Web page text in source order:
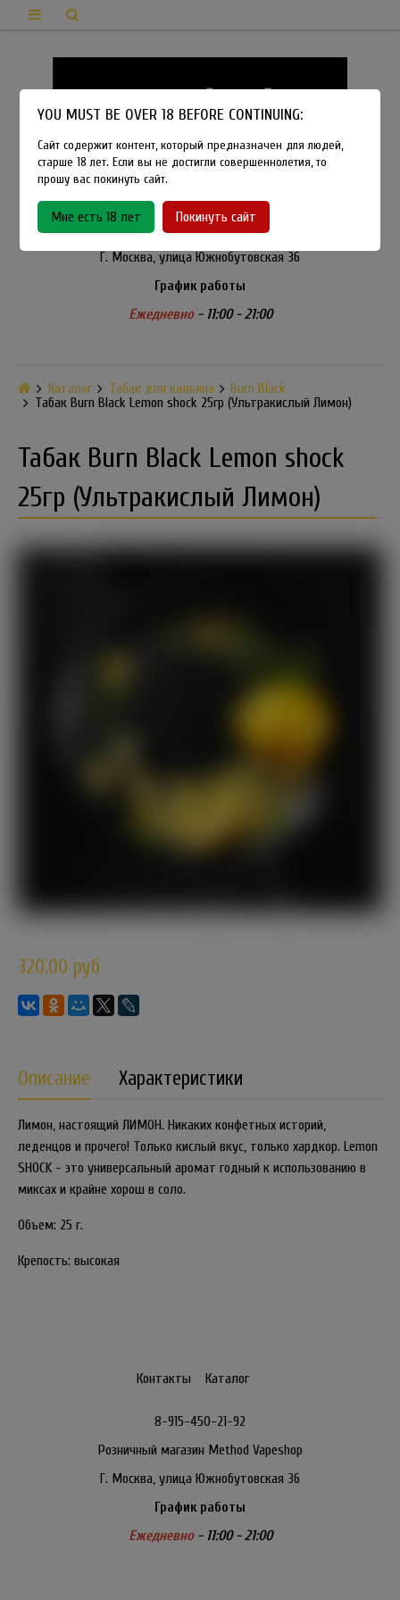
8-915-450-21-92
Розничный магазин Method Vapeshop
Г. Москва, улица Южнобутовская 36
График работы
Ежедневно- 11:00 - 21:00
Каталог Табак для кальяна
Burn Black
Табак Burn Black Lemon shock 25гр (Ультракислый Лимон)
Табак Burn Black Lemon shock
25гр (Ультракислый Лимон)
320.00 руб
Описание Характеристики
Лимон, настоящий ЛИМОН. Никаких конфетных историй,
леденцов и прочего! Только кислый вкус, только хардкор. Lemon
SHOCK - это универсальный аромат годный к использованию в
миксах и крайне хорош в соло.
Объем: 25 г.
Крепость: высокая
Контакты Каталог
8-915-450-21-92
Розничный магазин Method Vapeshop
Г. Москва, улица Южнобутовская 36
График работы
Ежедневно- 11:00 - 21:00
YOU MUST BE OVER 18 BEFORE CONTINUING:
Сайт содержит контент, который предназначен для людей,
старше 18 лет. Если вы не достигли совершеннолетия, то
прошу вас покинуть сайт.
Мне есть 18 лет Покинуть сайт